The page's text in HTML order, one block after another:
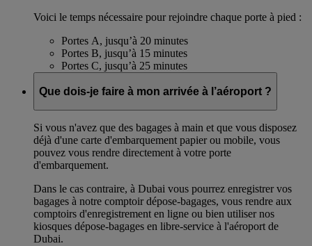
Voici le temps nécessaire pour rejoindre chaque porte à pied :
Portes A, jusqu’à 20 minutes
Portes B, jusqu’à 15 minutes
Portes C, jusqu’à 25 minutes
Que dois-je faire à mon arrivée à l’aéroport ?
Si vous n'avez que des bagages à main et que vous disposez
déjà d'une carte d'embarquement papier ou mobile, vous
pouvez vous rendre directement à votre porte
d'embarquement.
Dans le cas contraire, à Dubai vous pourrez enregistrer vos
bagages à notre comptoir dépose-bagages, vous rendre aux
comptoirs d'enregistrement en ligne ou bien utiliser nos
kiosques dépose-bagages en libre-service à l'aéroport de
Dubai.